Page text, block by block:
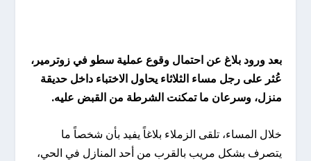
بعد ورود بلاغ عن احتمال وقوع عملية سطو في زوترمير،
عُثر على رجل مساء الثلاثاء يحاول الاختباء داخل حديقة
منزل، وسرعان ما تمكنت الشرطة من القبض عليه.
خلال المساء، تلقى الزملاء بلاغاً يفيد بأن شخصاً ما
يتصرف بشكل مريب بالقرب من أحد المنازل في الحي،